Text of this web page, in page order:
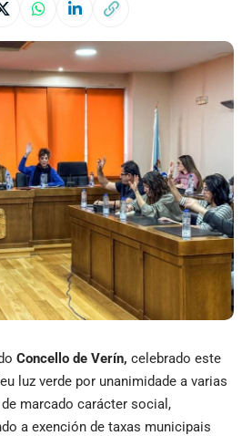
Concello de Verín, celebrado este
luz verde por unanimidade a varias
marcado carácter social,
a exención de taxas municipais